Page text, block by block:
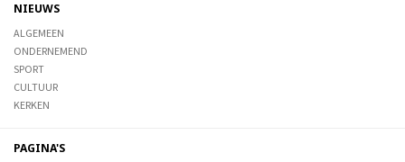
NIEUWS
ALGEMEEN
ONDERNEMEND
SPORT
CULTUUR
KERKEN
PAGINA'S